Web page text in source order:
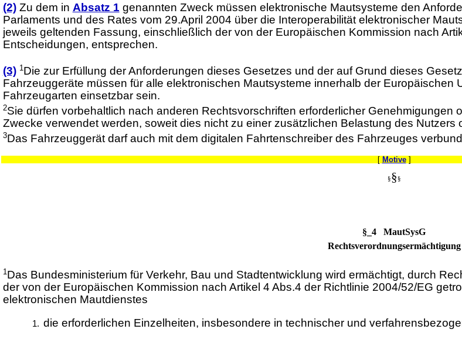
(2) Zu dem in Absatz 1 genannten Zweck müssen elektronische Mautsysteme den
Parlaments und des Rates vom 29.April 2004 über die Interoperabilität elektronischer
jeweils geltenden Fassung, einschließlich der von der Europäischen Kommission nach
Entscheidungen, entsprechen.
(3) 1Die zur Erfüllung der Anforderungen dieses Gesetzes und der auf Grund dieses
Fahrzeuggeräte müssen für alle elektronischen Mautsysteme innerhalb der Europäischen
Fahrzeugarten einsetzbar sein.
2Sie dürfen vorbehaltlich nach anderen Rechtsvorschriften erforderlicher Genehmigungen
Zwecke verwendet werden, soweit dies nicht zu einer zusätzlichen Belastung des
3Das Fahrzeuggerät darf auch mit dem digitalen Fahrtenschreiber des Fahrzeuges
[ Motive]
§§ §
§_4 MautSysG
Rechtsverordnungsermächtigung
1Das Bundesministerium für Verkehr, Bau und Stadtentwicklung wird ermächtigt, durch
der von der Europäischen Kommission nach Artikel 4 Abs.4 der Richtlinie 2004/52/EG
elektronischen Mautdienstes
die erforderlichen Einzelheiten, insbesondere in technischer und